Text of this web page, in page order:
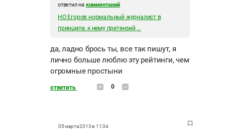
ответил на комментарий
НО Егоров нормальный журналист в
принципе. к нему претензий ...
да, ладно брось ты, все так пишут, я
лично больше люблю эту рейтинги, чем
огромные простыни
ответить 0
05 марта 2013 в 11:34